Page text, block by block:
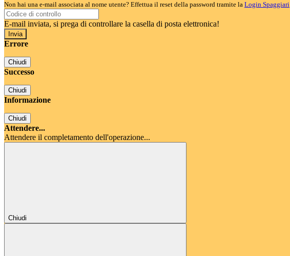
Non hai una e-mail associata al nome utente? Effettua il reset della password tramite la Login Spaggiari
E-mail inviata, si prega di controllare la casella di posta elettronica!
Errore
Chiudi
Successo
Chiudi
Informazione
Chiudi
Attendere...
Attendere il completamento dell'operazione...
Chiudi